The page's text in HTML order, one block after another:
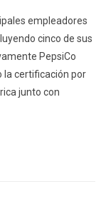
empleadores
cinco de sus
PepsiCo
la certificación por
junto con